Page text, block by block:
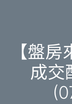
【盤
成交